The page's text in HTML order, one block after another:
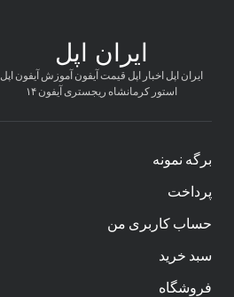
ایران اپل
ایران اپل اخبار اپل قیمت آیفون آموزش آیفون اپل
استور کرمانشاه ریجستری آیفون ۱۴
برگه نمونه
پرداخت
حساب کاربری من
سبد خرید
فروشگاه